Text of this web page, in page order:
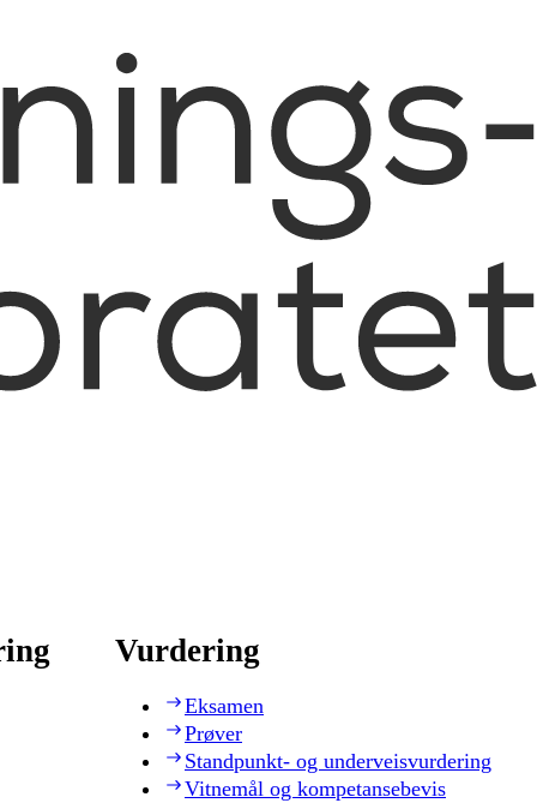
Vurdering
Eksamen
Prøver
Standpunkt- og underveisvurdering
Vitnemål og kompetansebevis